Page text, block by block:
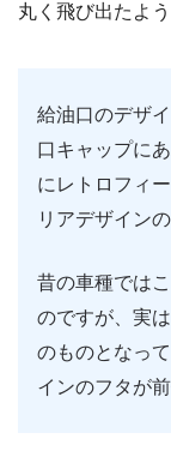
丸く飛び出たよ
給油口のデザ
口キャップに
にレトロフィ
リアデザイン
昔の車種では
のですが、実
のものとなっ
インのフタが